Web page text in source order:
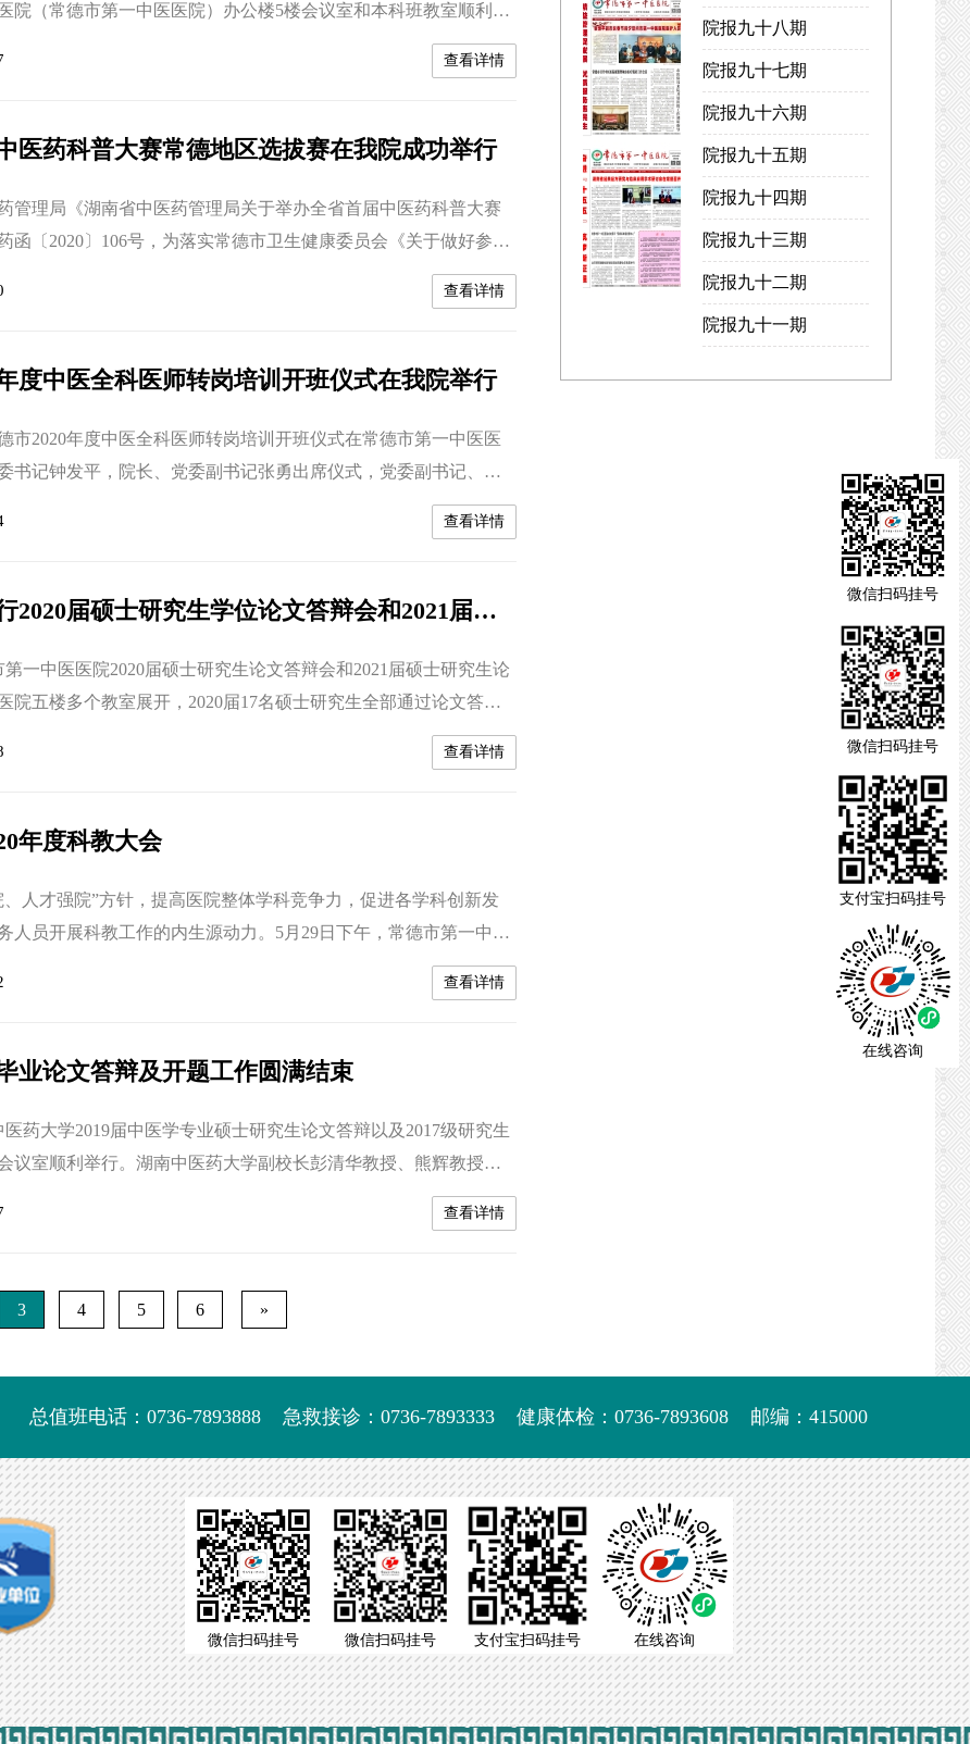
院（常德市第一中医医院）办公楼5楼会议室和本科班教室顺利举
大学副校长彭清华教授和湖南中医药大学研究生院院长喻嵘教
湖南中医药大学田雪飞、胡志希、雷磊，第一附属医院孙克伟、
、李振龙等研究生导...
查看详情
医药科普大赛常德地区选拔赛在我院成功举行
管理局《湖南省中医药管理局关于举办全省首届中医药科普大赛
函〔2020〕106号，为落实常德市卫生健康委员会《关于做好参加
普大赛全市预赛工作的通知》文件精神。2020年10月28日，由常
会主办，常德市第一中医医院协办的湖南省首届中医药科普大赛
党组成员、副主任戴文...
查看详情
度中医全科医师转岗培训开班仪式在我院举行
市2020年度中医全科医师转岗培训开班仪式在常德市第一中医医
书记钟发平，院长、党委副书记张勇出席仪式，党委副书记、副
，副院长李振龙出席仪式。 开班仪式上，副院长李振龙向来自
科转岗培训学员宣读了《湖南省2020年度中医全科医生转岗培训
医药服务需求的中医全...
查看详情
我院顺利举行2020届硕士研究生学位论文答辩会和2021届硕士研究生论文开题报告会
第一中医医院2020届硕士研究生论文答辩会和2021届硕士研究生论
院五楼多个教室展开，2020届17名硕士研究生全部通过论文答
硕士研究生论文顺利开题。医院党委书记钟发平，党委副书记、院
记、副院长车雄宇等各专业指导老师参与本次答辩并全程指
博士生导师彭清华，原副校长...
查看详情
年度科教大会
、人才强院”方针，提高医院整体学科竞争力，促进各学科创新发
人员开展科教工作的内生源动力。5月29日下午，常德市第一中医
教大会在国医馆20楼会议室隆重召开。医院全体领导班子、职能科
干、临床医技科室医护人员代表、科研爱好者等200余人参会。会
、住培工作进行了...
查看详情
业论文答辩及开题工作圆满结束
医药大学2019届中医学专业硕士研究生论文答辩以及2017级研究生
议室顺利举行。湖南中医药大学副校长彭清华教授、熊辉教授担
阳仁达、仇湘中、成绍武、吴官保、刘晓岚、张伟等教授及我院
段建辉、王国佐、 王平、刘春斌等教授担任开题答辩专家。邵先
会。 答辩会严格履...
查看详情
3 4 5 6 »
院报九十八期
院报九十七期
院报九十六期
院报九十五期
院报九十四期
院报九十三期
院报九十二期
院报九十一期
总值班电话：0736-7893888 急救接诊：0736-7893333 健康体检：0736-7893608 邮编：415000
微信扫码挂号 微信扫码挂号 支付宝扫码挂号 在线咨询
微信扫码挂号
微信扫码挂号
支付宝扫码挂号
在线咨询